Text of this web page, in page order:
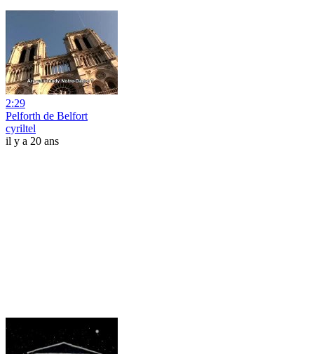
2:29
Pelforth de Belfort
cyriltel
il y a 20 ans